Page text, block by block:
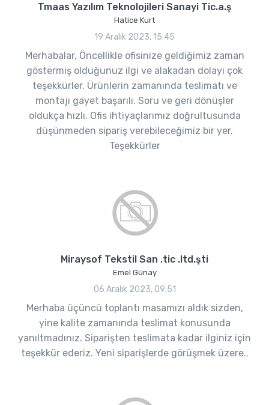
Tmaas Yazılım Teknolojileri Sanayi Tic.a.ş
Hatice Kurt
19 Aralık 2023, 15:45
Merhabalar, Öncellikle ofisinize geldiğimiz zaman
göstermiş olduğunuz ilgi ve alakadan dolayı çok
teşekkürler. Ürünlerin zamanında teslimatı ve
montajı gayet başarılı. Soru ve geri dönüşler
oldukça hızlı. Ofis ihtiyaçlarımız doğrultusunda
düşünmeden sipariş verebileceğimiz bir yer.
Teşekkürler
Miraysof Tekstil San .tic .ltd.şti
Emel Günay
06 Aralık 2023, 09:51
Merhaba üçüncü toplantı masamızı aldık sizden,
yine kalite zamanında teslimat konusunda
yanıltmadınız. Siparişten teslimata kadar ilginiz için
teşekkür ederiz. Yeni siparişlerde görüşmek üzere..